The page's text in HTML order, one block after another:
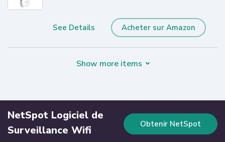
See Details Acheter sur Amazon
Show more items
NetSpot Logiciel de
Surveillance Wifi
Obtenir NetSpot